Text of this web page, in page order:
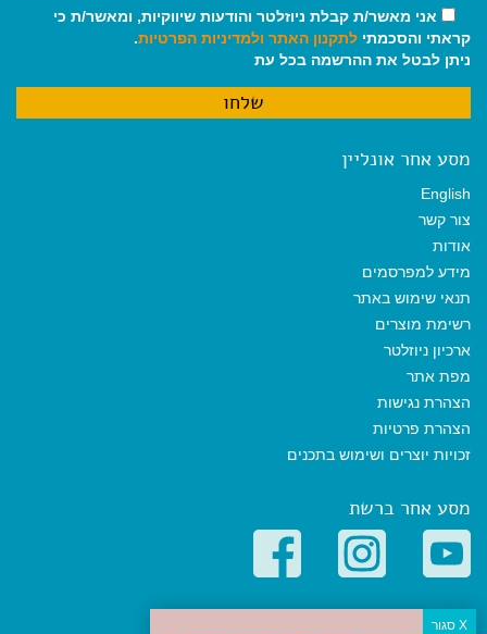
אני מאשר/ת קבלת ניוזלטר והודעות שיווקיות, ומאשר/ת כי
קראתי והסכמתי לתקנון האתר ולמדיניות הפרטיות.
ניתן לבטל את ההרשמה בכל עת
מסע אחר אונליין
English
צור קשר
אודות
מידע למפרסמים
תנאי שימוש באתר
רשימת מוצרים
ארכיון ניוזלטר
מפת אתר
הצהרת נגישות
הצהרת פרטיות
זכויות יוצרים ושימוש בתכנים
מסע אחר ברשת
קטגוריות פופולריות